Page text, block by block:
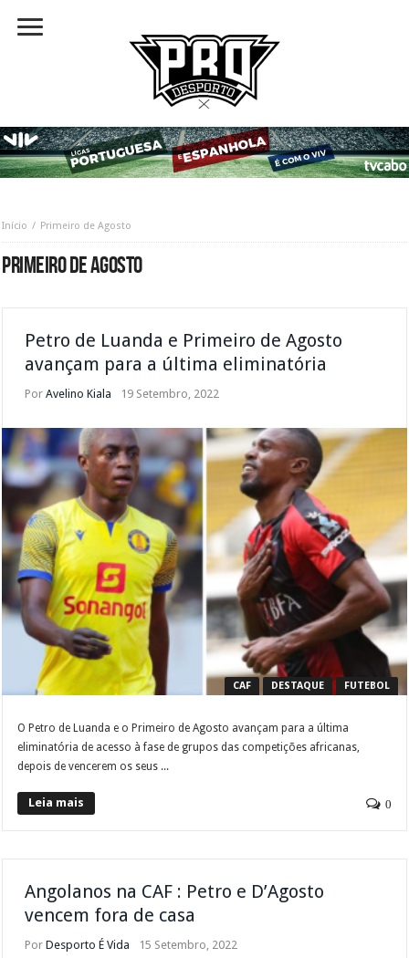
Início Primeiro de Agosto
PRIMEIRO DE AGOSTO
Petro de Luanda e Primeiro de Agosto
avançam para a última eliminatória
PorAvelino Kiala 19 Setembro, 2022
CAF DESTAQUE FUTEBOL
O Petro de Luanda e o Primeiro de Agosto avançam para a última
eliminatória de acesso à fase de grupos das competições africanas,
depois de vencerem os seus ...
Leia mais 0
Angolanos na CAF : Petro e D’Agosto
vencem fora de casa
PorDesporto É Vida 15 Setembro, 2022